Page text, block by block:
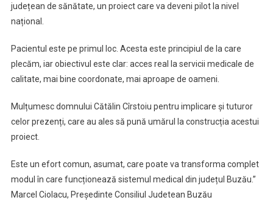
județean de sănătate, un proiect care va deveni pilot la nivel
național.
Pacientul este pe primul loc. Acesta este principiul de la care
plecăm, iar obiectivul este clar: acces real la servicii medicale de
calitate, mai bine coordonate, mai aproape de oameni.
Mulțumesc domnului Cătălin Cîrstoiu pentru implicare și tuturor
celor prezenți, care au ales să pună umărul la construcția acestui
proiect.
Este un efort comun, asumat, care poate va transforma complet
modul în care funcționează sistemul medical din județul Buzău.”
Marcel Ciolacu, Preşedinte Consiliul Judetean Buzău